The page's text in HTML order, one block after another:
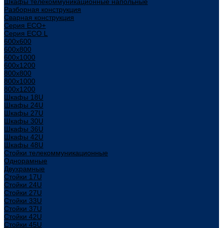
Разборная конструкция
Сварная конструкция
Серия ECO+
Серия ECO L
600x600
600x800
600х1000
600х1200
800x800
800х1000
800х1200
Шкафы 18U
Шкафы 24U
Шкафы 27U
Шкафы 30U
Шкафы 36U
Шкафы 42U
Шкафы 48U
Стойки телекоммуникационные
Однорамные
Двухрамные
Стойки 17U
Стойки 24U
Стойки 27U
Стойки 33U
Стойки 37U
Стойки 42U
Стойки 45U